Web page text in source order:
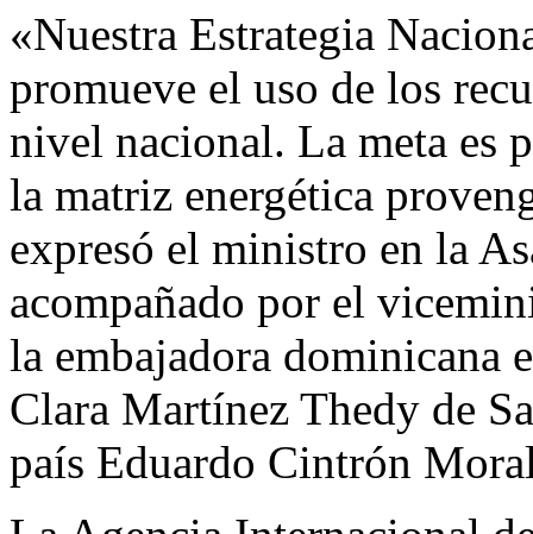
«Nuestra Estrategia
promueve el uso de los
nivel nacional. La meta es
la matriz energética
expresó el ministro en la
acompañado por el
la embajadora dominicana
Clara Martínez Thedy de
país Eduardo Cintrón